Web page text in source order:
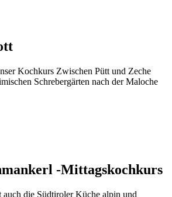
Kochkurs Zwischen Pütt und Zeche
Schrebergärten nach der Maloche
-Mittagskochkurs
auch die Südtiroler Küche alpin und